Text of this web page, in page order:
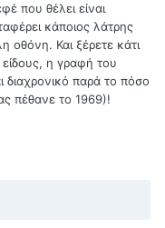
που θέλει είναι
κάποιος λάτρης
οθόνη. Και ξέρετε κάτι
η γραφή του
διαχρονικό παρά το πόσο
πέθανε το 1969)!